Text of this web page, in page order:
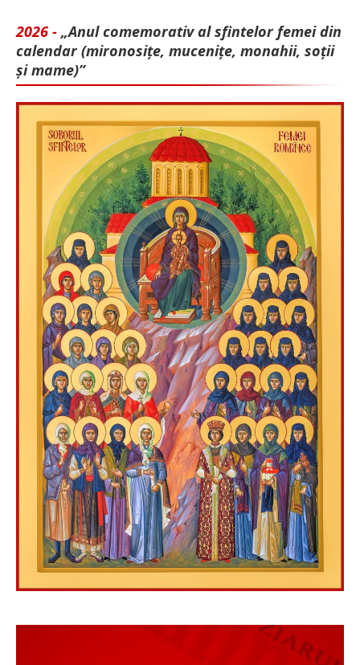
2026 - „Anul comemorativ al sfintelor femei din
calendar (mironosițe, mu­cenițe, monahii, soții
și mame)”